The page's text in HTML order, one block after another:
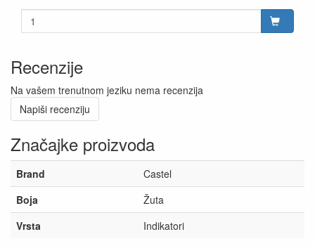
Recenzije
Na vašem trenutnom jeziku nema recenzija
Napiši recenziju
Značajke proizvoda
Brand
Castel
Boja
Žuta
Vrsta
Indikatori